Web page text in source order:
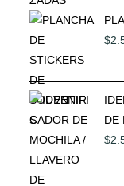
$
DE
$